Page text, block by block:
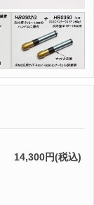
14,300円(税込)